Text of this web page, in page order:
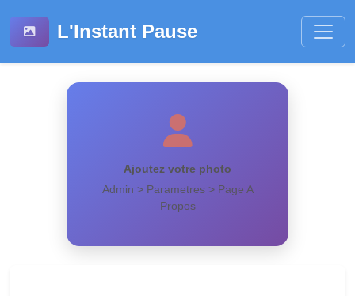
L'Instant Pause
Ajoutez votre photo
Admin > Parametres > Page A
Propos